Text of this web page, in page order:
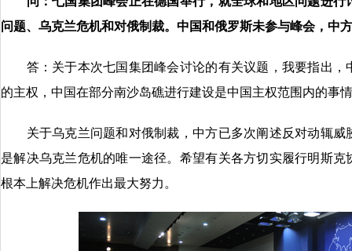
问题、乌克兰危机和对俄制裁。中国和俄罗斯未参与峰会，中
答：关于本次七国集团峰会讨论的有关议题，我要指出，
的主权，中国在部分南沙岛礁进行建设是中国主权范围内的事
关于乌克兰问题和对俄制裁，中方已多次阐述反对动辄威
是解决乌克兰危机的唯一途径。希望有关各方切实履行明斯
根本上解决危机作出最大努力。